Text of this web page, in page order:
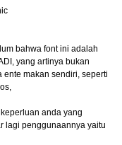
bahwa font ini adalah
yang artinya bukan
makan sendiri, seperti
anda yang
lagi penggunaannya yaitu